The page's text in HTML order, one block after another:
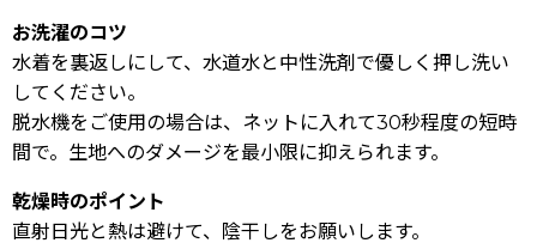
お洗濯のコツ
水着を裏返しにして、水道水と中性洗剤で優しく押し洗い
してください。
脱水機をご使用の場合は、ネットに入れて30秒程度の短時
間で。生地へのダメージを最小限に抑えられます。
乾燥時のポイント
直射日光と熱は避けて、陰干しをお願いします。